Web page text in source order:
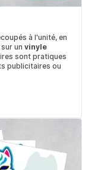
à l'unité, en
un vinyle
sont pratiques
publicitaires ou